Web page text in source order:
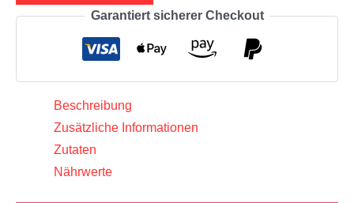
Menge
Garantiert sicherer Checkout
Beschreibung
Zusätzliche Informationen
Zutaten
Nährwerte